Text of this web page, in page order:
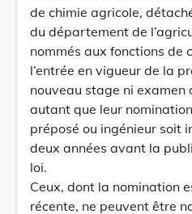
de chimie agricole,
du département de
nommés aux fonctions de
l’entrée en vigueur de la
nouveau stage ni examen
autant que leur
préposé ou ingénieur soit
deux années avant la
loi.
Ceux, dont la nomination
récente, ne peuvent être